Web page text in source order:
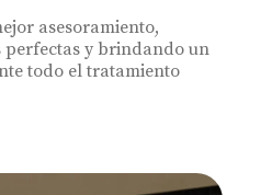
asesoramiento,
y brindando un
todo el tratamiento